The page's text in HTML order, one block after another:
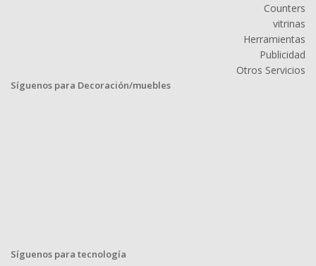
Counters
vitrinas
Herramientas
Publicidad
Otros Servicios
Síguenos para Decoración/muebles
Síguenos para tecnología